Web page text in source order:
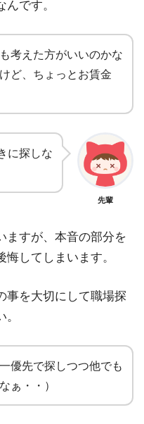
です。
考えた方がいいのかな
ど、ちょっとお賃金
に探しな
先輩
ますが、本音の部分を
してしまいます。
事を大切にして職場探
優先で探しつつ他でも
ぁ・・）